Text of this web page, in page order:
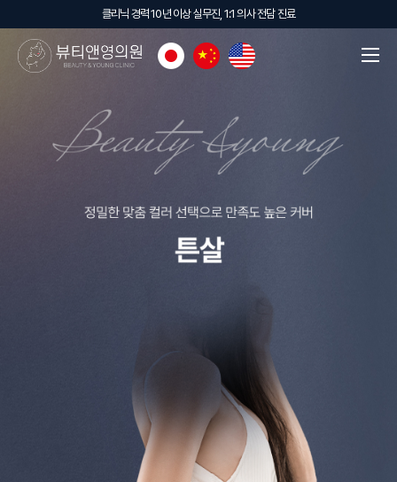
클리닉 경력 10년 이상 실무진, 1:1 의사 전담 진료